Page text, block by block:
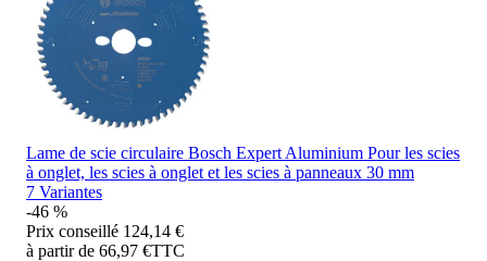
Lame de scie circulaire Bosch Expert Aluminium Pour les scies
à onglet, les scies à onglet et les scies à panneaux 30 mm
7 Variantes
-46 %
Prix conseillé 124,14 €
à partir de 66,97 €TTC